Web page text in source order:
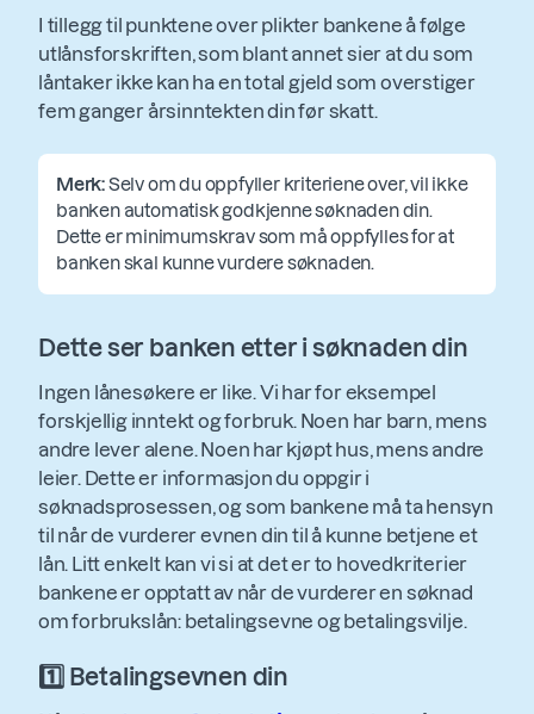
I tillegg til punktene over plikter bankene å følge
utlånsforskriften, som blant annet sier at du som
låntaker ikke kan ha en total gjeld som overstiger
fem ganger årsinntekten din før skatt.
Merk:Selv om du oppfyller kriteriene over, vil ikke
banken automatisk godkjenne søknaden din.
Dette er minimumskrav som må oppfylles for at
banken skal kunne vurdere søknaden.
Dette ser banken etter i søknaden din
Ingen lånesøkere er like. Vi har for eksempel
forskjellig inntekt og forbruk. Noen har barn, mens
andre lever alene. Noen har kjøpt hus, mens andre
leier. Dette er informasjon du oppgir i
søknadsprosessen, og som bankene må ta hensyn
til når de vurderer evnen din til å kunne betjene et
lån. Litt enkelt kan vi si at det er to hovedkriterier
bankene er opptatt av når de vurderer en søknad
om forbrukslån: betalingsevne og betalingsvilje.
1️⃣ Betalingsevnen din